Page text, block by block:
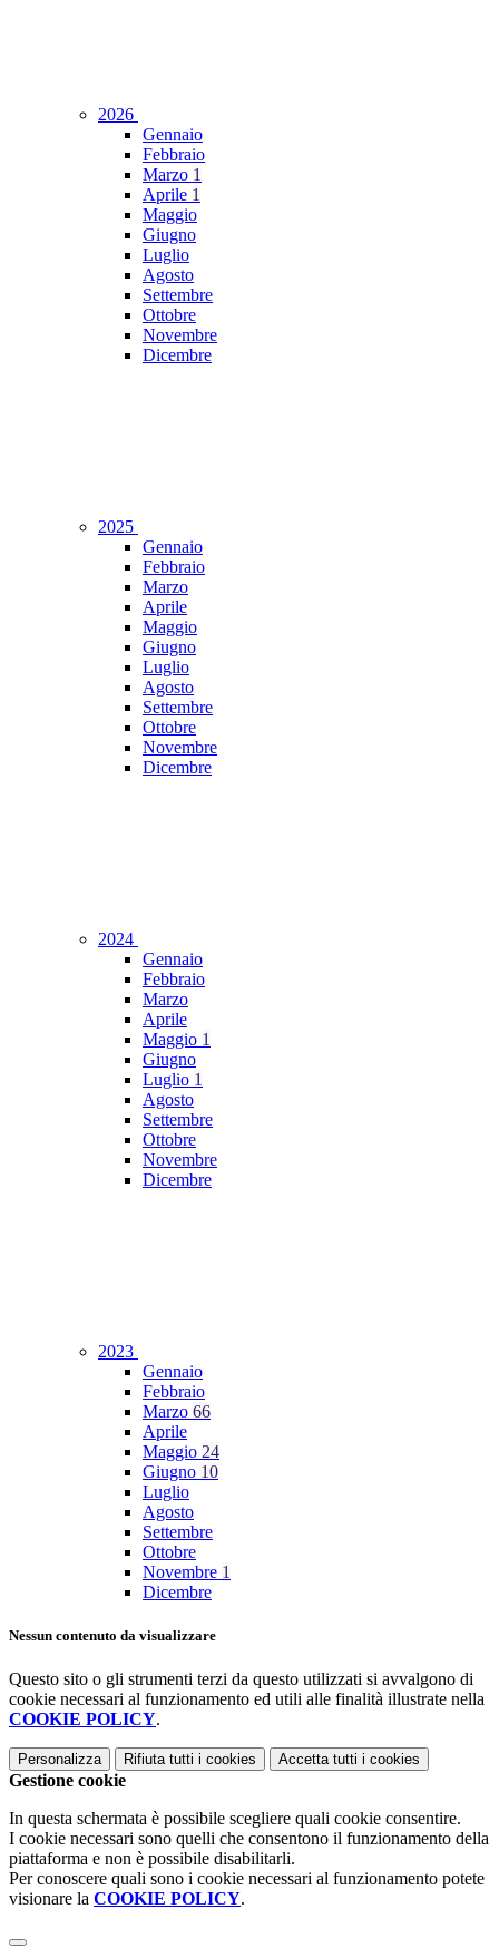
2026
Gennaio
Febbraio
Marzo 1
Aprile 1
Maggio
Giugno
Luglio
Agosto
Settembre
Ottobre
Novembre
Dicembre
2025
Gennaio
Febbraio
Marzo
Aprile
Maggio
Giugno
Luglio
Agosto
Settembre
Ottobre
Novembre
Dicembre
2024
Gennaio
Febbraio
Marzo
Aprile
Maggio 1
Giugno
Luglio 1
Agosto
Settembre
Ottobre
Novembre
Dicembre
2023
Gennaio
Febbraio
Marzo 66
Aprile
Maggio 24
Giugno 10
Luglio
Agosto
Settembre
Ottobre
Novembre 1
Dicembre
Nessun contenuto da visualizzare
Questo sito o gli strumenti terzi da questo utilizzati si avvalgono di
cookie necessari al funzionamento ed utili alle finalità illustrate nella
COOKIE POLICY.
Personalizza Rifiuta tutti i cookies Accetta tutti i cookies
Gestione cookie
In questa schermata è possibile scegliere quali cookie consentire.
I cookie necessari sono quelli che consentono il funzionamento della
piattaforma e non è possibile disabilitarli.
Per conoscere quali sono i cookie necessari al funzionamento potete
visionare la COOKIE POLICY.